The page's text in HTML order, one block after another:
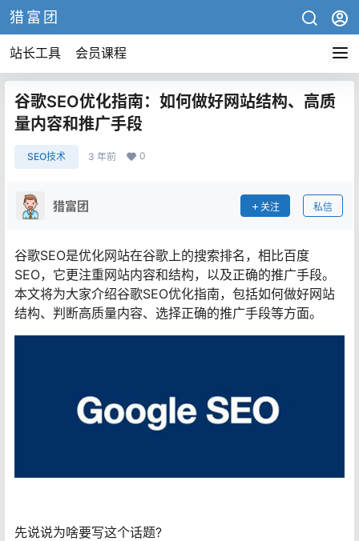
猎富团
站长工具 会员课程
谷歌SEO优化指南：如何做好网站结构、高质
量内容和推广手段
SEO技术 3 年前 0
猎富团 关注 私信
谷歌SEO是优化网站在谷歌上的搜索排名，相比百度
SEO，它更注重网站内容和结构，以及正确的推广手段。
本文将为大家介绍谷歌SEO优化指南，包括如何做好网站
结构、判断高质量内容、选择正确的推广手段等方面。
先说说为啥要写这个话题?